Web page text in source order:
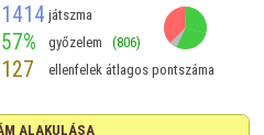
1414 játszma
57% győzelem (806)
127 ellenfelek átlagos pontszáma
ALAKULÁSA